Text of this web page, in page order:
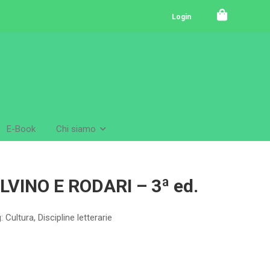
Login
E-Book Chi siamo
E RODARI – 3ª ed.
Cultura, Discipline letterarie